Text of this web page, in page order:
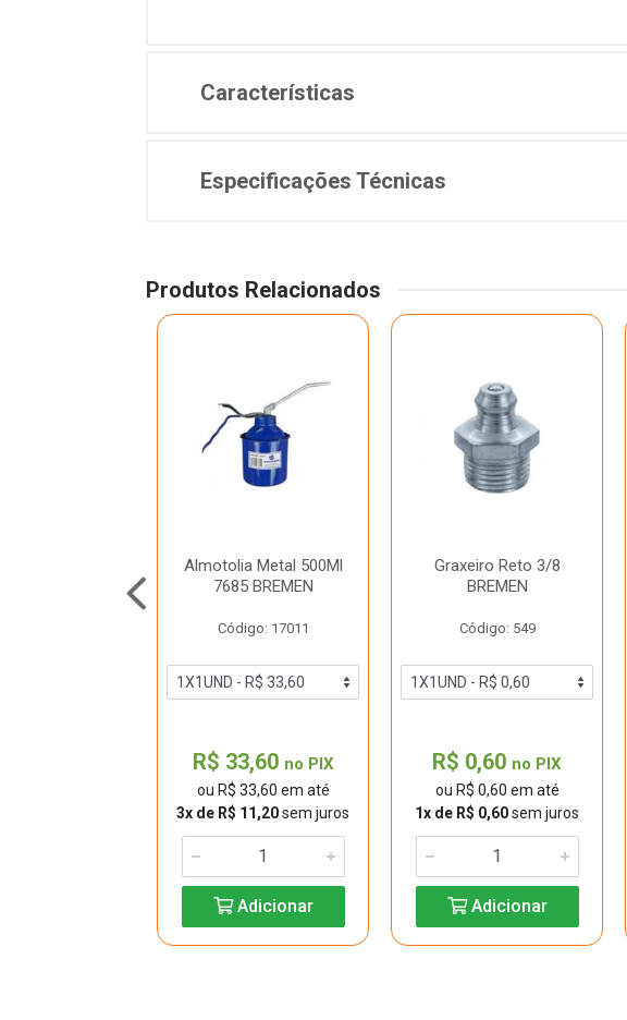
Características
Especificações Técnicas
Produtos Relacionados
Almotolia Metal 500Ml
7685 BREMEN
Código: 17011
R$ 33,60 no PIX
ou R$ 33,60 em até
3x de R$ 11,20sem juros
Adicionar
Graxeiro Reto 3/8
BREMEN
Código: 549
R$ 0,60 no PIX
ou R$ 0,60 em até
1x de R$ 0,60sem juros
Adicionar